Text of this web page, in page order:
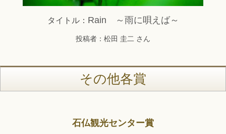
タイトル： Rain ～雨に唄えば～
投稿者：松田 圭二 さん
その他各賞
石仏観光センター賞